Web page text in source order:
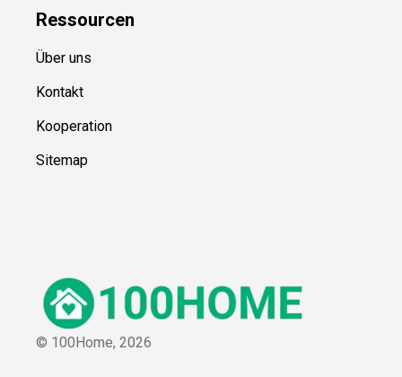
Ressourcen
Über uns
Kontakt
Kooperation
Sitemap
© 100Home, 2026